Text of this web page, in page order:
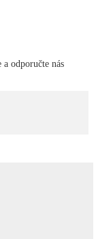
odporučte nás